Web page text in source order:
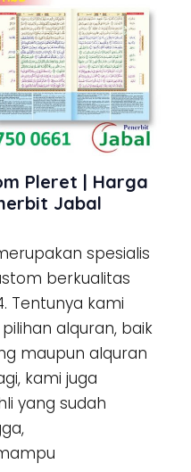
Pleret | Harga
Jabal
spesialis
berkualitas
Tentunya kami
alquran, baik
maupun alquran
kami juga
yang sudah